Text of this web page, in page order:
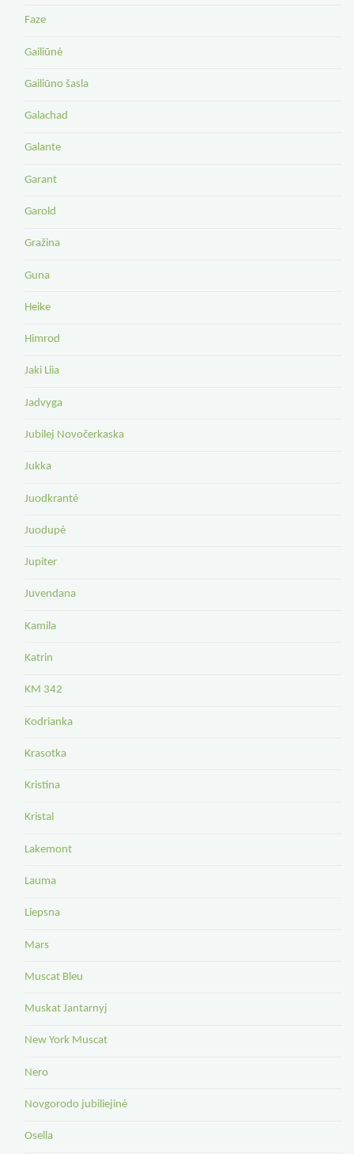
Faze
Gailiūnė
Gailiūno šasla
Galachad
Galante
Garant
Garold
Gražina
Guna
Heike
Himrod
Jaki Liia
Jadvyga
Jubilej Novočerkaska
Jukka
Juodkrantė
Juodupė
Jupiter
Juvendana
Kamila
Katrin
KM 342
Kodrianka
Krasotka
Kristina
Kristal
Lakemont
Lauma
Liepsna
Mars
Muscat Bleu
Muskat Jantarnyj
New York Muscat
Nero
Novgorodo jubiliejinė
Osella